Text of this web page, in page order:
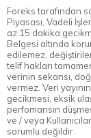
Foreks tarafından
Piyasası, Vadeli
az 15 dakika
Belgesi altında
edilemez,
telif hakları
verinin sekansı,
vermez. Veri
gecikmesi, eksik
perfomansın
ve / veya
sorumlu değildir.